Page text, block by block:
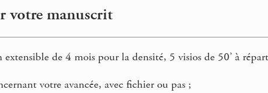
votre manuscrit
de 4 mois pour la densité, 5 visios de 50’ à
votre avancée, avec fichier ou pas ;